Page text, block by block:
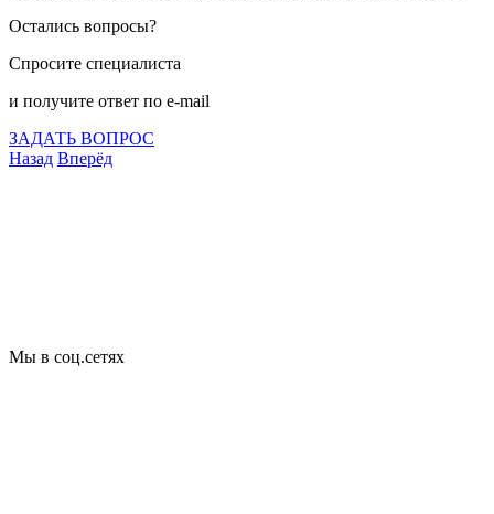
Остались вопросы?
Спросите специалиста
и получите ответ по e-mail
ЗАДАТЬ ВОПРОС
Назад Вперёд
Мы в соц.сетях